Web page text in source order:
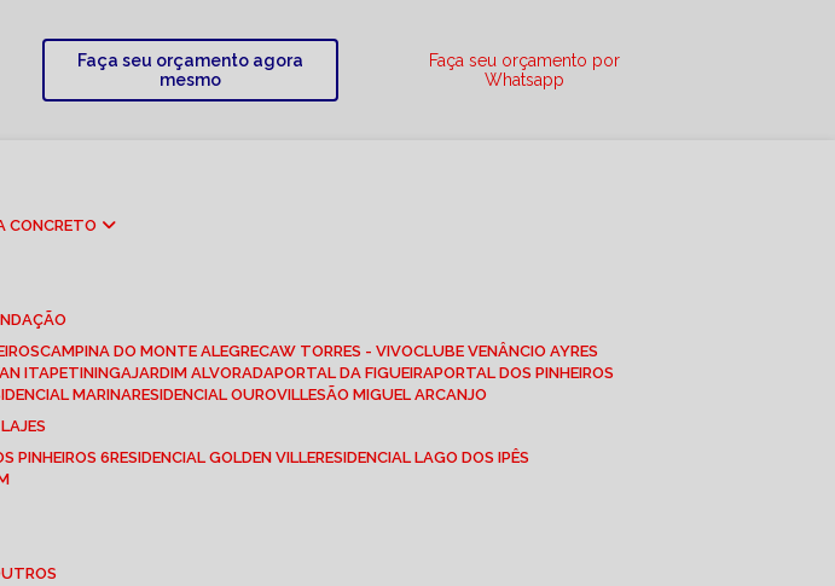
Faça seu orçamento agora
mesmo
Faça seu orçamento por
Whatsapp
CONCRETO
CAMPINA DO MONTE ALEGRE CAW TORRES - VIVO CLUBE VENÂNCIO AYRES
ITAPETININGA JARDIM ALVORADA PORTAL DA FIGUEIRA PORTAL DOS PINHEIROS
MARINA RESIDENCIAL OUROVILLE SÃO MIGUEL ARCANJO
LAJES
PINHEIROS 6 RESIDENCIAL GOLDEN VILLE RESIDENCIAL LAGO DOS IPÊS
OUTROS